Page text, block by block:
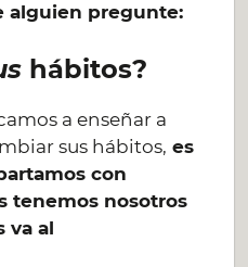
alguien pregunte:
hábitos?
a enseñar a
sus hábitos, es
con
tenemos nosotros
va al